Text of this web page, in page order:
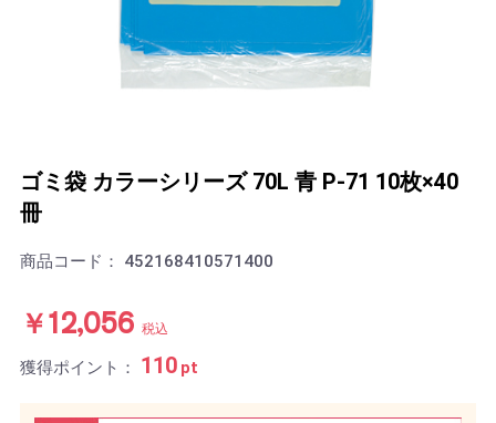
ゴミ袋 カラーシリーズ 70L 青 P-71 10枚×40
冊
商品コード： 452168410571400
￥12,056 税込
獲得ポイント： 110 pt